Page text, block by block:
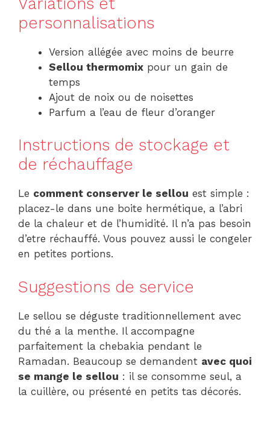
personnalisations
Version allégée avec moins de beurre
Sellou thermomix pour un gain de
temps
Ajout de noix ou de noisettes
Parfum a l’eau de fleur d’oranger
Instructions de stockage et
de réchauffage
Le comment conserver le sellou est simple :
placez-le dans une boite hermétique, a l’abri
de la chaleur et de l’humidité. Il n’a pas besoin
d’etre réchauffé. Vous pouvez aussi le congeler
en petites portions.
Suggestions de service
Le sellou se déguste traditionnellement avec
du thé a la menthe. Il accompagne
parfaitement la chebakia pendant le
Ramadan. Beaucoup se demandent avec quoi
se mange le sellou : il se consomme seul, a
la cuillère, ou présenté en petits tas décorés.